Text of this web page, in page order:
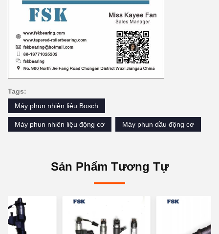
Tags:
Máy phun nhiên liệu Bosch
Máy phun nhiên liệu động cơ Máy phun dầu động cơ
Sản Phẩm Tương Tự